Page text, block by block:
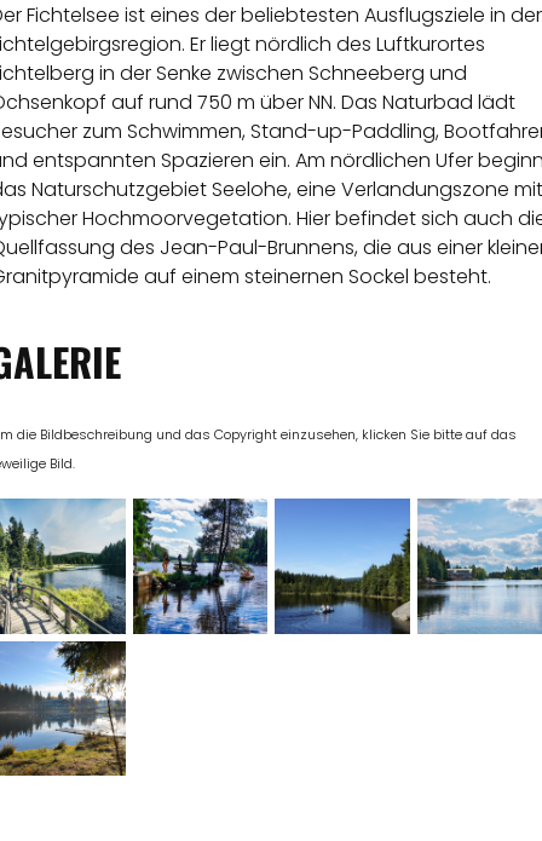
Fichtelsee ist eines der beliebtesten Ausflugsziele in der
Er liegt nördlich des Luftkurortes
in der Senke zwischen Schneeberg und
auf rund 750 m über NN. Das Naturbad lädt
zum Schwimmen, Stand-up-Paddling,
entspannten Spazieren ein. Am nördlichen Ufer
Naturschutzgebiet Seelohe, eine Verlandungszone mit
Hochmoorvegetation. Hier befindet sich auch
des Jean-Paul-Brunnens, die aus einer
auf einem steinernen Sockel besteht.
die Bildbeschreibung und das Copyright einzusehen, klicken Sie bitte auf das
Bild.